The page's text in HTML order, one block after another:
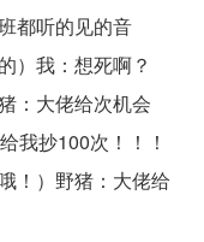
都听的见的音
）我：想死啊？
：大佬给次机会
我抄100次！！！
！）野猪：大佬给